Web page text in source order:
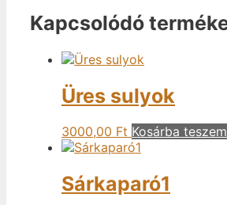
Kapcsolódó
Üres sulyok
3000,00 Ft Kosárba teszem
Sárkaparó1